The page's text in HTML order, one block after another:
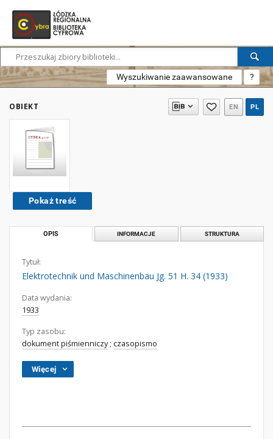
Wyszukiwanie zaawansowane ?
OBIEKT EN PL
Pokaż treść
OPIS INFORMACJE STRUKTURA
Tytuł:
Elektrotechnik und Maschinenbau Jg. 51 H. 34 (1933)
Data wydania:
1933
Typ zasobu:
dokument piśmienniczy; czasopismo
Więcej